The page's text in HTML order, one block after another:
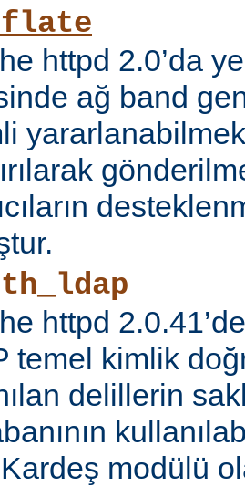
httpd 2.0’da
ağ band
httpd
temel kimlik
delillerin
Kardeş modülü